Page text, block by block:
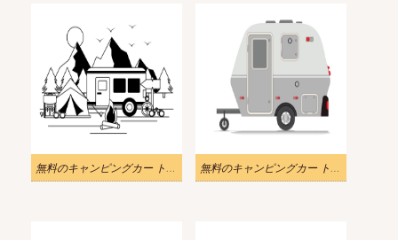
無料のキャンピングカー トレーラー イラスト画像 無料のキャンピングカー トレーラー イラスト png 画像